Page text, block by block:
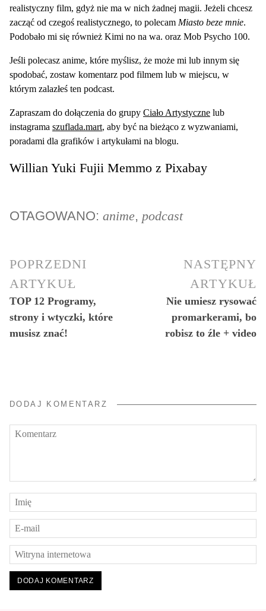
realistyczny film, gdyż nie ma w nich żadnej magii. Jeżeli chcesz
zacząć od czegoś realistycznego, to polecam Miasto beze mnie.
Podobało mi się również Kimi no na wa. oraz Mob Psycho 100.
Jeśli polecasz anime, które myślisz, że może mi lub innym się
spodobać, zostaw komentarz pod filmem lub w miejscu, w
którym zalazłeś ten podcast.
Zapraszam do dołączenia do grupy Ciało Artystyczne lub
instagrama szuflada.mart, aby być na bieżąco z wyzwaniami,
poradami dla grafików i artykułami na blogu.
Willian Yuki Fujii Memmo z Pixabay
OTAGOWANO: anime, podcast
POPRZEDNI
ARTYKUŁ
TOP 12 Programy,
strony i wtyczki, które
musisz znać!
NASTĘPNY
ARTYKUŁ
Nie umiesz rysować
promarkerami, bo
robisz to źle + video
DODAJ KOMENTARZ